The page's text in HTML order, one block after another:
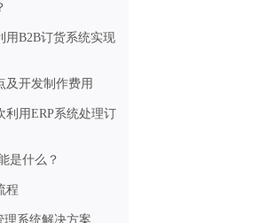
用B2B订货系统实现
及开发制作费用
利用ERP系统处理订
是什么？
程
理系统解决方案